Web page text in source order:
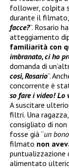
follower, colpita
durante il
facce?”. Rosario
atteggiamento
familiarità con
imbranato, ci ho
domanda di
così, Rosario”.
concorrente è
so fare i video! Lo
A suscitare
filtri. Una
consigliato di
fosse già “un bono
filmato non
puntualizzazione
alimentato